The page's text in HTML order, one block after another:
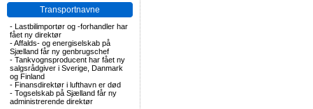
Transportnavne
- Lastbilimportør og -forhandler har
fået ny direktør
-Affalds- og energiselskab på
Sjælland får ny genbrugschef
- Tankvognsproducent har fået ny
salgsrådgiver i Sverige, Danmark
og Finland
- Finansdirektør i lufthavn er død
- Togselskab på Sjælland får ny
administrerende direktør